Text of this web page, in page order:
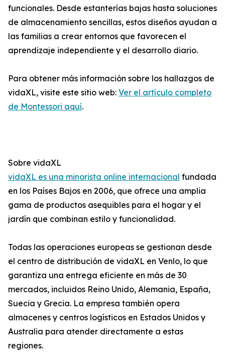
funcionales. Desde estanterías bajas hasta soluciones
de almacenamiento sencillas, estos diseños ayudan a
las familias a crear entornos que favorecen el
aprendizaje independiente y el desarrollo diario.
Para obtener más información sobre los hallazgos de
vidaXL, visite este sitio web: Ver el artículo completo
de Montessori aquí.
Sobre vidaXL
vidaXL es una minorista online internacional fundada
en los Países Bajos en 2006, que ofrece una amplia
gama de productos asequibles para el hogar y el
jardín que combinan estilo y funcionalidad.
Todas las operaciones europeas se gestionan desde
el centro de distribución de vidaXL en Venlo, lo que
garantiza una entrega eficiente en más de 30
mercados, incluidos Reino Unido, Alemania, España,
Suecia y Grecia. La empresa también opera
almacenes y centros logísticos en Estados Unidos y
Australia para atender directamente a estas
regiones.